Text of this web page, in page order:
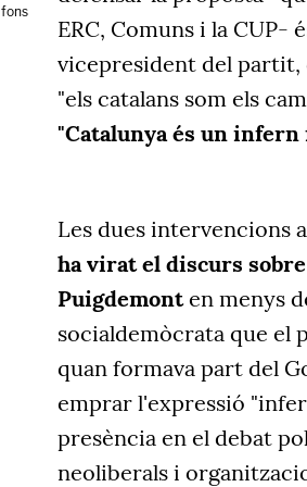
fons
ERC, Comuns i la CUP-
vicepresident del partit,
"els catalans som els
"Catalunya és un infern
Les dues intervencions
ha virat el discurs
Puigdemonten menys
socialdemòcrata que el
quan formava part del
emprar l'expressió
presència en el debat
neoliberals i